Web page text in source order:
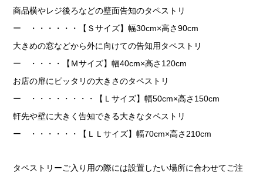
商品横やレジ後ろなどの壁面告知のタペストリ
ー ・・・・・・【Ｓサイズ】幅30cm×高さ90cm
大きめの窓などから外に向けての告知用タペストリ
ー ・・・・【Ｍサイズ】幅40cm×高さ120cm
お店の扉にピッタリの大きさのタペストリ
ー ・・・・・・・・【Ｌサイズ】幅50cm×高さ150cm
軒先や壁に大きく告知できる大きなタペストリ
ー ・・・・・・【ＬＬサイズ】幅70cm×高さ210cm
タペストリーご入り用の際には設置したい場所に合わせてご注